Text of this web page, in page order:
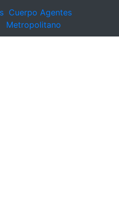
Cuerpo Agentes
Metropolitano